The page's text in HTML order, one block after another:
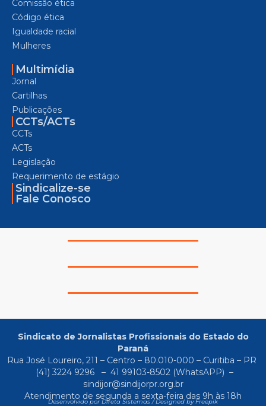
Comissão ética
Código ética
Igualdade racial
Mulheres
Multimídia
Jornal
Cartilhas
Publicações
CCTs/ACTs
CCTs
ACTs
Legislação
Requerimento de estágio
Sindicalize-se
Fale Conosco
Sindicato de Jornalistas Profissionais do Estado do
Paraná
Rua José Loureiro, 211 – Centro – 80.010-000 – Curitiba – PR
(41) 3224 9296
– 41 99103-8502(WhatsAPP) –
sindijor@sindijorpr.org.br
Atendimento de segunda a sexta-feira das 9h às 18h
Desenvolvido por Direta Sistemas /Designed by Freepik